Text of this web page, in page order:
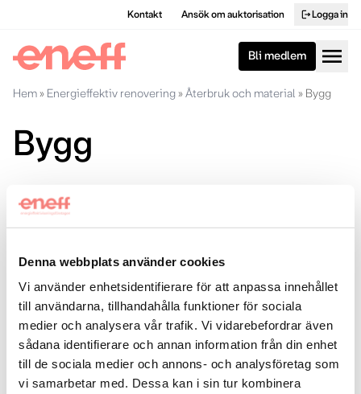
Denna webbplats använder cookies
Vi använder enhetsidentifierare för att anpassa innehållet
till användarna, tillhandahålla funktioner för sociala
medier och analysera vår trafik. Vi vidarebefordrar även
sådana identifierare och annan information från din enhet
till de sociala medier och annons- och analysföretag som
vi samarbetar med. Dessa kan i sin tur kombinera
Kontakt Ansök om auktorisation logoutLogga in
Bli medlem menu
Hem» Energieffektiv renovering»Återbruk och material » Bygg
Bygg
Bygg- och rivningsavfall står för cirka en tredjedel av
Sveriges avfallsmängder. Men tusentals ton av det håller så
hög kvalitet att det kan fortsätta användas. Totalt försvinner
svenska ekonomin till följd av dagens linjära materialflöden i
våra byggnader.
Läs mer om cirkulärt byggande